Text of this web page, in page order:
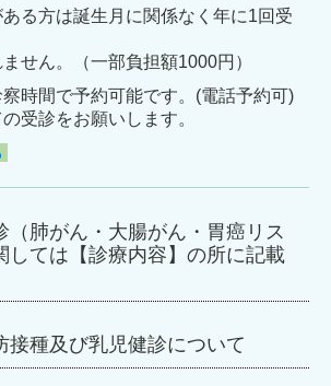
る方は誕生月に関係なく年に1回受
ません。（一部負担額1000円）
時間で予約可能です。(電話予約可)
受診をお願いします。
（肺がん・大腸がん・胃癌リス
しては【診療内容】の所に記載
接種及び乳児健診について